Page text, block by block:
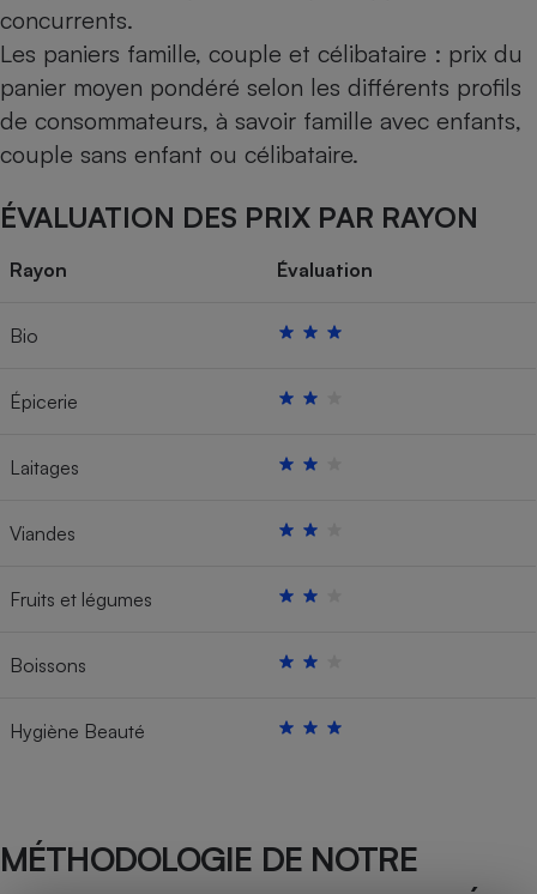
concurrents.
Les paniers famille, couple et célibataire : prix du
panier moyen pondéré selon les différents profils
de consommateurs, à savoir famille avec enfants,
couple sans enfant ou célibataire.
ÉVALUATION DES PRIX PAR RAYON
Rayon Évaluation
Bio
Épicerie
Laitages
Viandes
Fruits et légumes
Boissons
Hygiène Beauté
MÉTHODOLOGIE DE NOTRE